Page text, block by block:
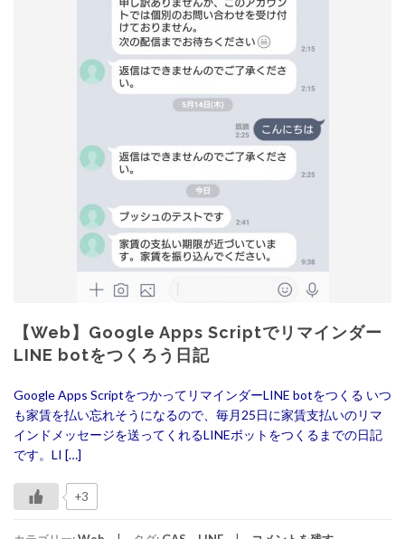
【Web】Google Apps Scriptでリマインダー
LINE botをつくろう日記
Google Apps ScriptをつかってリマインダーLINE botをつくる いつ
も家賃を払い忘れそうになるので、毎月25日に家賃支払いのリマ
インドメッセージを送ってくれるLINEボットをつくるまでの日記
です。LI […]
+3